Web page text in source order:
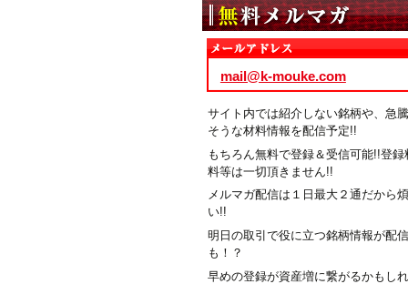
mail@k-mouke.com
サイト内では紹介しない銘柄や、急
そうな材料情報を配信予定!!
もちろん無料で登録＆受信可能!!登録
料等は一切頂きません!!
メルマガ配信は１日最大２通だから
い!!
明日の取引で役に立つ銘柄情報が配
も！？
早めの登録が資産増に繋がるかもし